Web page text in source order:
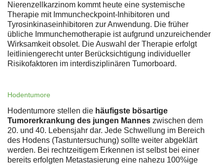
Nierenzellkarzinom kommt heute eine systemische
Therapie mit Immuncheckpoint-Inhibitoren und
Tyrosinkinaseinhibitoren zur Anwendung. Die früher
übliche Immunchemotherapie ist aufgrund unzureichender
Wirksamkeit obsolet. Die Auswahl der Therapie erfolgt
leitliniengerecht unter Berücksichtigung individueller
Risikofaktoren im interdisziplinären Tumorboard.
Hodentumore
Hodentumore stellen die häufigste bösartige
Tumorerkrankung des jungen Mannes zwischen dem
20. und 40. Lebensjahr dar. Jede Schwellung im Bereich
des Hodens (Tastuntersuchung) sollte weiter abgeklärt
werden. Bei rechtzeitigem Erkennen ist selbst bei einer
bereits erfolgten Metastasierung eine nahezu 100%ige